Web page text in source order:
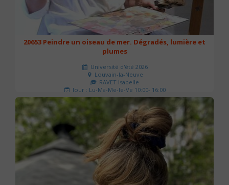
20653 Peindre un oiseau de mer. Dégradés, lumière et
plumes
Université d'été 2026
Louvain-la-Neuve
RAVET Isabelle
Jour : Lu-Ma-Me-Je-Ve 10:00- 16:00
Nombre de séances : 2